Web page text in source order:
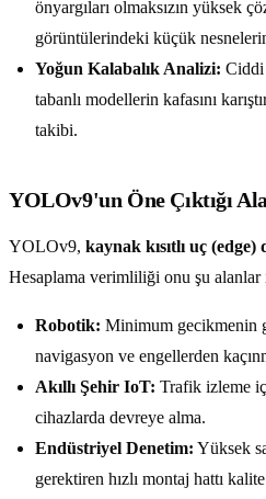
önyargıları olmaksızın yüksek
görüntülerindeki küçük
Yoğun Kalabalık Analizi: Ciddi
tabanlı modellerin kafasını
takibi.
YOLOv9'un Öne Çıktığı
YOLOv9, kaynak kısıtlı uç (edge)
Hesaplama verimliliği onu şu alanlar
Robotik: Minimum gecikmenin
navigasyon ve engellerden
Akıllı Şehir IoT: Trafik izleme
cihazlarda devreye alma.
Endüstriyel Denetim: Yüksek
gerektiren hızlı montaj hattı